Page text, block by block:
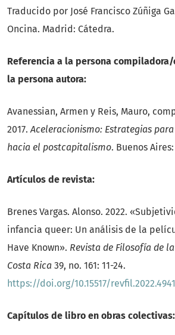
Traducido por José Francisco Zúñiga
Oncina. Madrid: Cátedra.
Referencia a la persona
la persona autora:
Avanessian, Armen y Reis, Mauro,
2017.Aceleracionismo: Estrategias
hacia el postcapitalismo. Buenos
Artículos de revista:
Brenes Vargas. Alonso. 2022.
infancia queer: Un análisis de la
Have Known». Revista de Filosofía de
Costa Rica 39, no. 161: 11-24.
https://doi.org/10.15517/
Capítulos de libro en obras colectivas: